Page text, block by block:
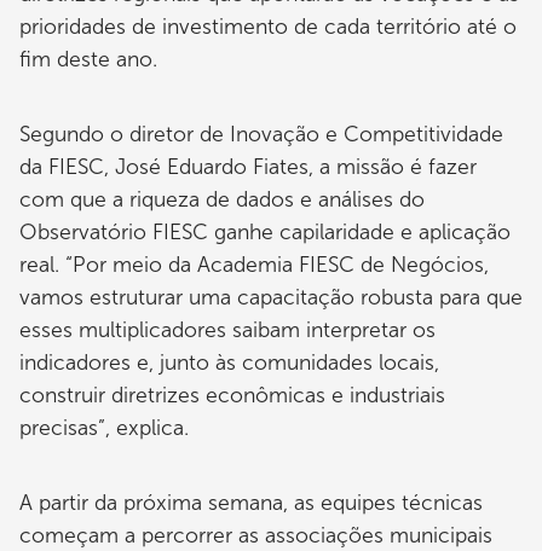
prioridades de investimento de cada território até o
fim deste ano.
Segundo o diretor de Inovação e Competitividade
da FIESC, José Eduardo Fiates, a missão é fazer
com que a riqueza de dados e análises do
Observatório FIESC ganhe capilaridade e aplicação
real. “Por meio da Academia FIESC de Negócios,
vamos estruturar uma capacitação robusta para que
esses multiplicadores saibam interpretar os
indicadores e, junto às comunidades locais,
construir diretrizes econômicas e industriais
precisas”, explica.
A partir da próxima semana, as equipes técnicas
começam a percorrer as associações municipais